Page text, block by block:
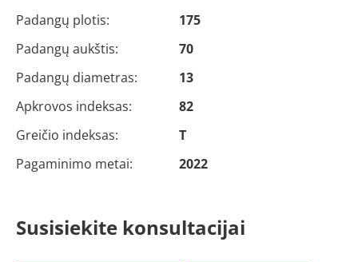
Padangų plotis:
175
Padangų aukštis:
70
Padangų diametras:
13
Apkrovos indeksas:
82
Greičio indeksas:
T
Pagaminimo metai:
2022
Susisiekite konsultacijai